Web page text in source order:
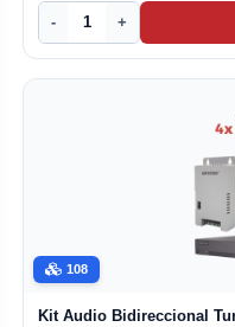
- +
108
Kit Audio Bidireccional